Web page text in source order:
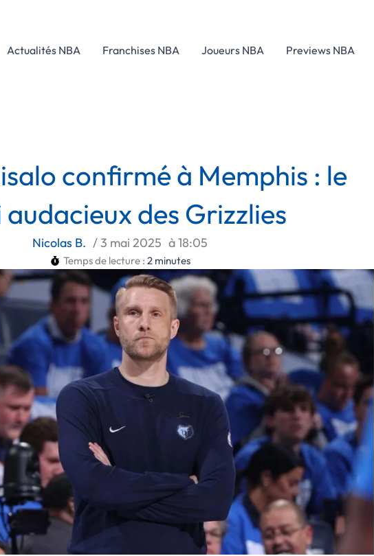
Actualités NBA Franchises NBA Joueurs NBA Previews NBA
confirmé à Memphis : le
des Grizzlies
Nicolas B. /3 mai 2025 à18:05
Temps de lecture : 2minutes